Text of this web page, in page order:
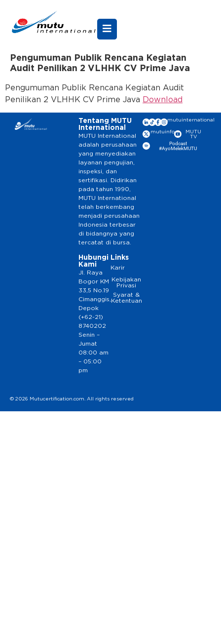
Pengumuman Publik Rencana Kegiatan
Audit Penilikan 2 VLHHK CV Prime Java
Pengumuman Publik Rencana Kegiatan Audit
Penilikan 2 VLHHK CV Prime Java Download
Tentang MUTU
International
MUTU International
adalah perusahaan
yang menyediakan
layanan pengujian,
inspeksi, dan
sertifikasi. Didirikan
pada tahun 1990,
MUTU International
telah berkembang
menjadi perusahaan
Indonesia terbesar
di bidangnya yang
tercatat di bursa.
Hubungi
Kami
Jl. Raya
Bogor KM
33,5 No.19
Cimanggis,
Depok
(+62-21)
8740202
Senin –
Jumat
08:00 am
– 05:00
pm
Links
Karir
Kebijakan
Privasi
Syarat &
Ketentuan
mutuinternational
mutuinfo
MUTU
TV
Podcast
#AyoMelekMUTU
© 2026 Mutucertification.com. All rights reserved